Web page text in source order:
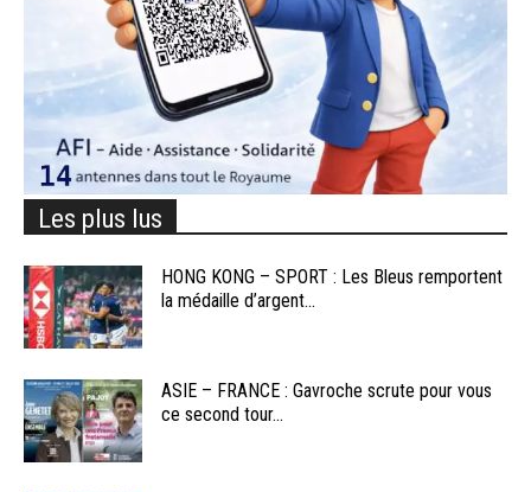
Les plus lus
HONG KONG – SPORT : Les Bleus remportent
la médaille d’argent...
ASIE – FRANCE : Gavroche scrute pour vous
ce second tour...